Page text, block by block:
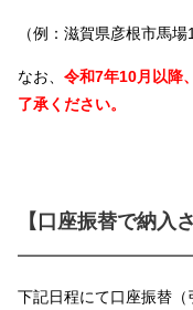
（例：滋賀県彦根市馬
なお、 令和7年10月以降
了承ください。
【口座振替で納入
下記日程にて口座振替